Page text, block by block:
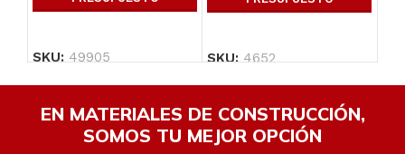
SKU: 49905 SKU:4652
EN MATERIALES DE CONSTRUCCIÓN,
SOMOS TU MEJOR OPCIÓN